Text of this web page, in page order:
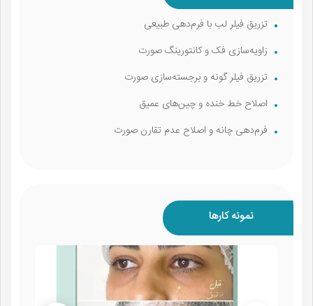
تزریق فیلر لب با فرم‌دهی طبیعی
زاویه‌سازی فک و کانتورینگ صورت
تزریق فیلر گونه و برجسته‌سازی صورت
اصلاح خط خنده و چین‌های عمیق
فرم‌دهی چانه و اصلاح عدم تقارن صورت
نمونه کارها